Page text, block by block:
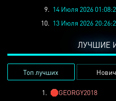
9. 14 Июля 2026
10. 13 Июля 2026
ЛУЧШИЕ
Топ лучших
1. 🛑GEORGY2018